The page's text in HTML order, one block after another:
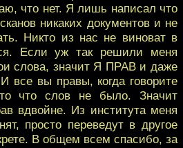
что нет. Я лишь написал что
никаких документов и не
Никто из нас не виноват в
Если уж так решили меня
слова, значит Я ПРАВ и даже
все вы правы, когда говорите
что слов не было. Значит
вдвойне. Из института меня
просто переведут в другое
В общем всем спасибо, за